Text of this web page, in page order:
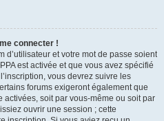
connecter !
d’utilisateur et votre mot de passe soient
est activée et que vous avez spécifié
vous devrez suivre les
forums exigeront également que
activées, soit par vous-même ou soit par
ouvrir une session ; cette